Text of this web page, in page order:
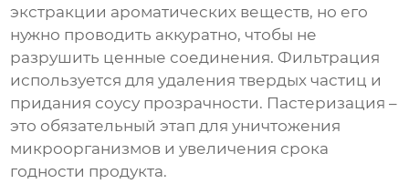
экстракции ароматических веществ, но его
нужно проводить аккуратно, чтобы не
разрушить ценные соединения. Фильтрация
используется для удаления твердых частиц и
придания соусу прозрачности. Пастеризация –
это обязательный этап для уничтожения
микроорганизмов и увеличения срока
годности продукта.